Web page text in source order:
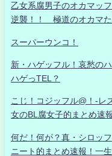
乙女系腐男子のオカマッ
逆襲！！ 極道のオカマた
スーパーウンコ！
新・ハゲッフル！哀愁の
ハゲっTEL？
こじ！コジッフル@！-レ
女のBL腐女子的まとめ速
何だ！何が？真・シロ
ニート的まとめ速報！一